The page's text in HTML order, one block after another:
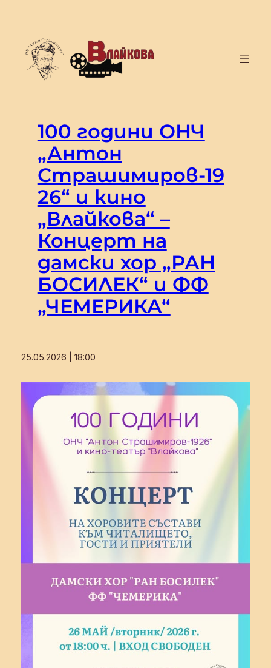
100 години ОНЧ
„Антон
Страшимиров-19
26“ и кино
„Влайкова“ –
Концерт на
дамски хор „РАН
БОСИЛЕК“ и ФФ
„ЧЕМЕРИКА“
25.05.2026 | 18:00